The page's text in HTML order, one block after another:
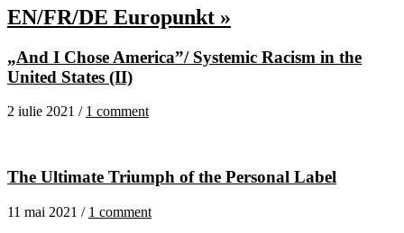
EN/FR/DE Europunkt »
„And I Chose America”/ Systemic Racism in the
United States (II)
2 iulie 2021 / 1 comment
The Ultimate Triumph of the Personal Label
11 mai 2021 / 1 comment